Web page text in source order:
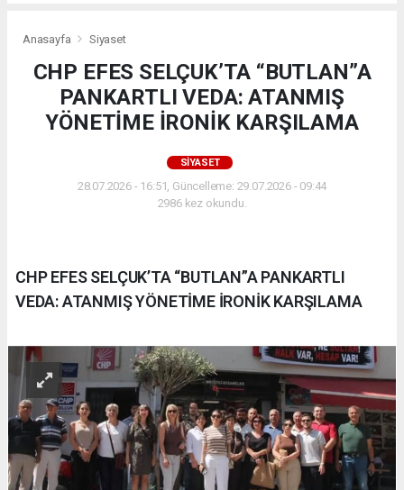
Anasayfa Siyaset
CHP EFES SELÇUK’TA “BUTLAN”A
PANKARTLI VEDA: ATANMIŞ
YÖNETİME İRONİK KARŞILAMA
SIYASET
28.07.2026 - 16:51, Güncelleme: 29.07.2026 - 09:44
2986 kez okundu.
CHP EFES SELÇUK’TA “BUTLAN”A PANKARTLI
VEDA: ATANMIŞ YÖNETİME İRONİK KARŞILAMA